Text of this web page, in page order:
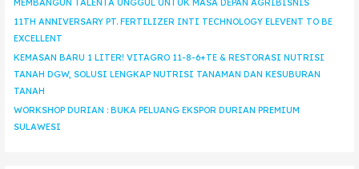
MEMBANGUN TALENTA UNGGUL UNTUK MASA DEPAN AGRIBISNIS
11TH ANNIVERSARY PT. FERTILIZER INTI TECHNOLOGY ELEVENT TO BE
EXCELLENT
KEMASAN BARU 1 LITER! VITAGRO 11-8-6+TE & RESTORASI NUTRISI
TANAH DGW, SOLUSI LENGKAP NUTRISI TANAMAN DAN KESUBURAN
TANAH
WORKSHOP DURIAN : BUKA PELUANG EKSPOR DURIAN PREMIUM
SULAWESI